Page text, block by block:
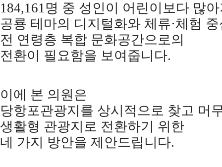
184,161명 중 성인이 어린이보다 많
공룡 테마의 디지털화와 체류·체험
전 연령층 복합 문화공간으로의
전환이 필요함을 보여줍니다.
이에 본 의원은
당항포관광지를 상시적으로 찾고 머
생활형 관광지로 전환하기 위한
네 가지 방안을 제안드립니다.